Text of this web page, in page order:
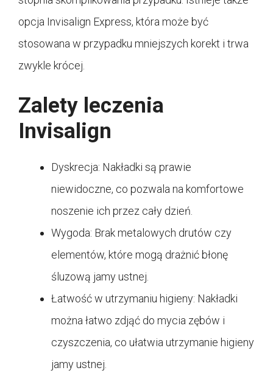
opcja Invisalign Express, która może być
stosowana w przypadku mniejszych korekt i trwa
zwykle krócej.
Zalety leczenia
Invisalign
Dyskrecja: Nakładki są prawie
niewidoczne, co pozwala na komfortowe
noszenie ich przez cały dzień.
Wygoda: Brak metalowych drutów czy
elementów, które mogą drażnić błonę
śluzową jamy ustnej.
Łatwość w utrzymaniu higieny: Nakładki
można łatwo zdjąć do mycia zębów i
czyszczenia, co ułatwia utrzymanie higieny
jamy ustnej.